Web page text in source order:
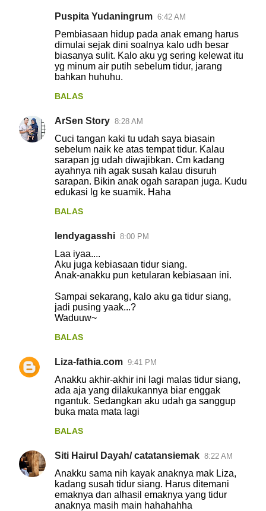
Puspita Yudaningrum 6:42 AM
Pembiasaan hidup pada anak emang harus
dimulai sejak dini soalnya kalo udh besar
biasanya sulit. Kalo aku yg sering kelewat itu
yg minum air putih sebelum tidur, jarang
bahkan huhuhu.
BALAS
ArSen Story 8:28 AM
Cuci tangan kaki tu udah saya biasain
sebelum naik ke atas tempat tidur. Kalau
sarapan jg udah diwajibkan. Cm kadang
ayahnya nih agak susah kalau disuruh
sarapan. Bikin anak ogah sarapan juga. Kudu
edukasi lg ke suamik. Haha
BALAS
lendyagasshi 8:00 PM
Laa iyaa....
Aku juga kebiasaan tidur siang.
Anak-anakku pun ketularan kebiasaan ini.
Sampai sekarang, kalo aku ga tidur siang,
jadi pusing yaak...?
Waduuw~
BALAS
Liza-fathia.com 9:41 PM
Anakku akhir-akhir ini lagi malas tidur siang,
ada aja yang dilakukannya biar enggak
ngantuk. Sedangkan aku udah ga sanggup
buka mata mata lagi
BALAS
Siti Hairul Dayah/ catatansiemak 8:22 AM
Anakku sama nih kayak anaknya mak Liza,
kadang susah tidur siang. Harus ditemani
emaknya dan alhasil emaknya yang tidur
anaknya masih main hahahahha